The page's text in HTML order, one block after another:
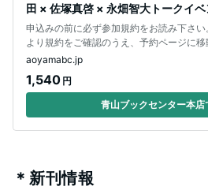
田 × 佐塚真啓 × 永畑智大トークイベ
申込みの前に必ず参加規約をお読み下さ
より規約をご確認のうえ、予約ページに移
aoyamabc.jp
1,540 円
青山ブックセンター本店
＊新刊情報